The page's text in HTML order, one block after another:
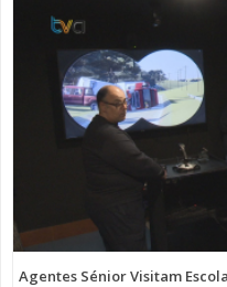
Agentes Sénior Visitam